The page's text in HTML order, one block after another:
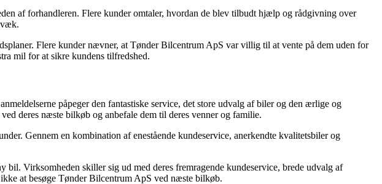
af ​​forhandleren. Flere kunder omtaler, hvordan de blev tilbudt hjælp og rådgivning over
væk.
Flere kunder nævner, at Tønder Bilcentrum ApS var villig til at vente på dem uden for
mil for at sikre kundens tilfredshed.
påpeger den fantastiske service, det store udvalg af biler og den ærlige og
deres næste bilkøb og anbefale dem til deres venner og familie.
Gennem en kombination af enestående kundeservice, anerkendte kvalitetsbiler og
Virksomheden skiller sig ud med deres fremragende kundeservice, brede udvalg af
at besøge Tønder Bilcentrum ApS ved næste bilkøb.